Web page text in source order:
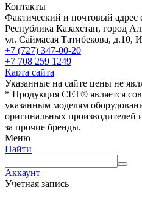
Контакты
Фактический и почтовый адрес
Республика Казахстан, город
ул. Саймасая Татибекова, д.10,
+7 (727) 347-00-20
+7 708 259 1249
Карта сайта
Указанные на сайте цены не
* Продукция СЕТ® является
указанным моделям
оригинальных
за прочие бренды.
Меню
Найти
Аккаунт
Учетная запись